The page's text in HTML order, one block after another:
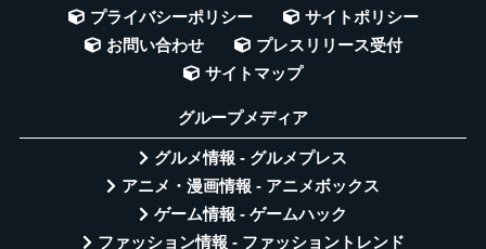
プライバシーポリシー
サイトポリシー
お問い合わせ
プレスリリース受付
サイトマップ
グループメディア
グルメ情報 - グルメプレス
アニメ・漫画情報 - アニメボックス
ゲーム情報 - ゲームハック
ファッション情報 - ファッショントレンド